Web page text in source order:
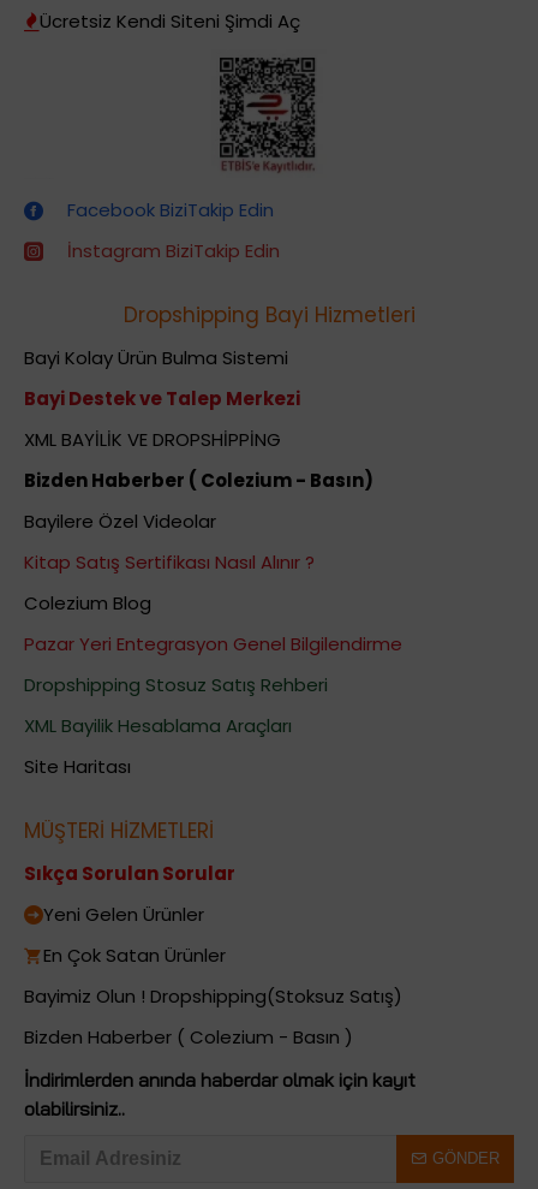
Ücretsiz Kendi Siteni Şimdi Aç
Facebook BiziTakip Edin
İnstagram BiziTakip Edin
Dropshipping Bayi Hizmetleri
Bayi Kolay Ürün Bulma Sistemi
Bayi Destek ve Talep Merkezi
XML BAYİLİK VE DROPSHİPPİNG
Bizden Haberber ( Colezium - Basın)
Bayilere Özel Videolar
Kitap Satış Sertifikası Nasıl Alınır ?
Colezium Blog
Pazar Yeri Entegrasyon Genel Bilgilendirme
Dropshipping Stosuz Satış Rehberi
XML Bayilik Hesablama Araçları
Site Haritası
MÜŞTERİ HİZMETLERİ
Sıkça Sorulan Sorular
Yeni Gelen Ürünler
En Çok Satan Ürünler
Bayimiz Olun ! Dropshipping(Stoksuz Satış)
Bizden Haberber ( Colezium - Basın )
İndirimlerden anında haberdar olmak için kayıt
olabilirsiniz..
GÖNDER